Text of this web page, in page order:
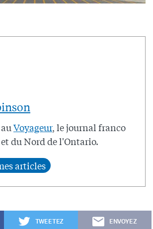
Voyageur, le journal franco
du Nord de l'Ontario.
TWEETEZ ENVOYEZ